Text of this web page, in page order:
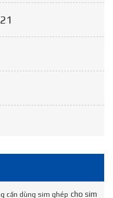
cần dùng sim ghép cho sim